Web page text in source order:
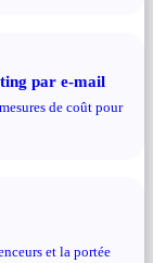
par e-mail
de coût pour
et la portée